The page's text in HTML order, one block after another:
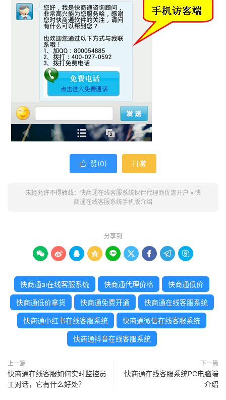
 赞(0) 打赏
未经允许不得转载： 快商通在线客服系统伙伴代理商优惠开户 » 快
商通在线客服系统手机版介绍
分享到
        
快商通ai在线客服系统 快商通代理价格 快商通低价
快商通低价拿货 快商通免费开通 快商通在线客服系统
快商通小红书在线客服系统 快商通微信在线客服系统
快商通抖音在线客服系统
上一篇
快商通在线客服如何实时监控员
工对话，它有什么好处？
下一篇
快商通在线客服系统PC电脑端
介绍